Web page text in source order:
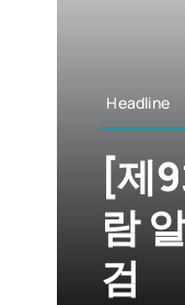
Headline
[제
람
검